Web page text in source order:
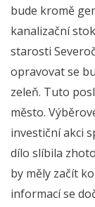
bude kromě
kanalizační
starosti
opravovat se
zeleň. Tuto
město.
investiční akci
dílo slíbila
by měly začít
informací se